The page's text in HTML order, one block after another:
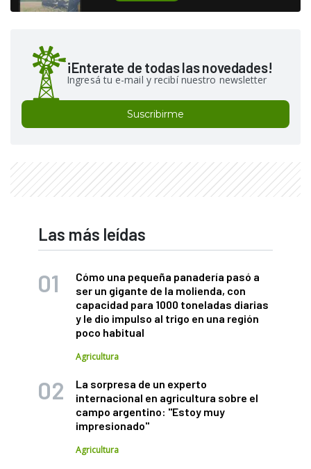
¡Enterate de todas las novedades!
Ingresá tu e-mail y recibí nuestro newsletter
Suscribirme
Las más leídas
Cómo una pequeña panadería pasó a
ser un gigante de la molienda, con
capacidad para 1000 toneladas diarias
y le dio impulso al trigo en una región
poco habitual
Agricultura
La sorpresa de un experto
internacional en agricultura sobre el
campo argentino: "Estoy muy
impresionado"
Agricultura